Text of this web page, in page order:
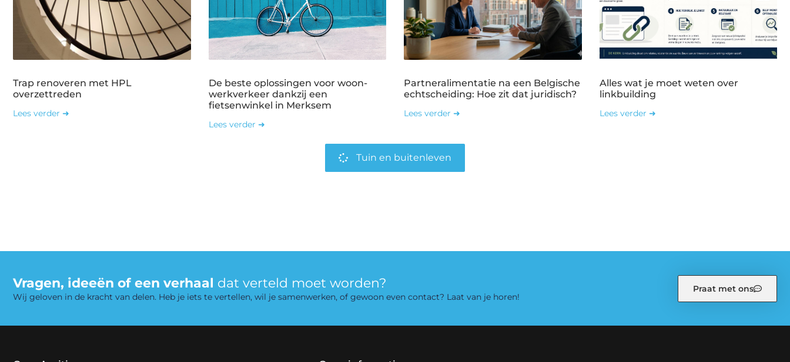
Trap renoveren met HPL
overzettreden
Lees verder ➜
De beste oplossingen voor woon-
werkverkeer dankzij een
fietsenwinkel in Merksem
Lees verder ➜
Partneralimentatie na een Belgische
echtscheiding: Hoe zit dat juridisch?
Lees verder ➜
Alles wat je moet weten over
linkbuilding
Lees verder ➜
Tuin en buitenleven
Vragen, ideeën of een verhaal dat verteld moet worden?
Wij geloven in de kracht van delen. Heb je iets te vertellen, wil je samenwerken, of gewoon even contact? Laat van je horen!
Praat met ons